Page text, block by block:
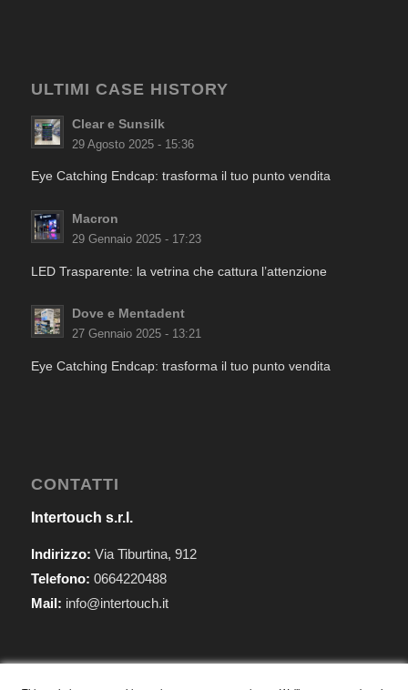
ULTIMI CASE HISTORY
Clear e Sunsilk
29 Agosto 2025 - 15:36
Eye Catching Endcap: trasforma il tuo punto vendita
Macron
29 Gennaio 2025 - 17:23
LED Trasparente: la vetrina che cattura l’attenzione
Dove e Mentadent
27 Gennaio 2025 - 13:21
Eye Catching Endcap: trasforma il tuo punto vendita
CONTATTI
Intertouch s.r.l.
Indirizzo: Via Tiburtina, 912
Telefono: 0664220488
Mail: info@intertouch.it